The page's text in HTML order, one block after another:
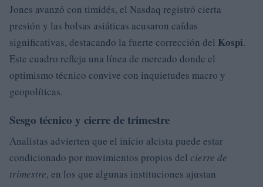
Jones avanzó con timidés, el Nasdaq registró cierta
presión y las bolsas asiáticas acusaron caídas
significativas, destacando la fuerte corrección del Kospi.
Este cuadro refleja una línea de mercado donde el
optimismo técnico convive con inquietudes macro y
geopolíticas.
Sesgo técnico y cierre de trimestre
Analistas advierten que el inicio alcista puede estar
condicionado por movimientos propios del cierre de
trimestre, en los que algunas instituciones ajustan